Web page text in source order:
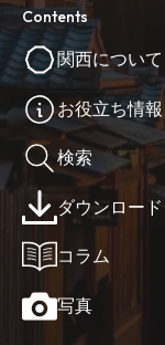
Contents
関西について
お役立ち情報
検索
ダウンロード
コラム
写真